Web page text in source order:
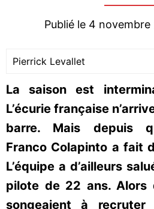
Publié le 4
Pierrick Levallet
La saison est
L’écurie française
barre. Mais depuis
Franco Colapinto a fait
L’équipe a d’ailleurs
pilote de 22 ans. Alors
songeaient à recruter